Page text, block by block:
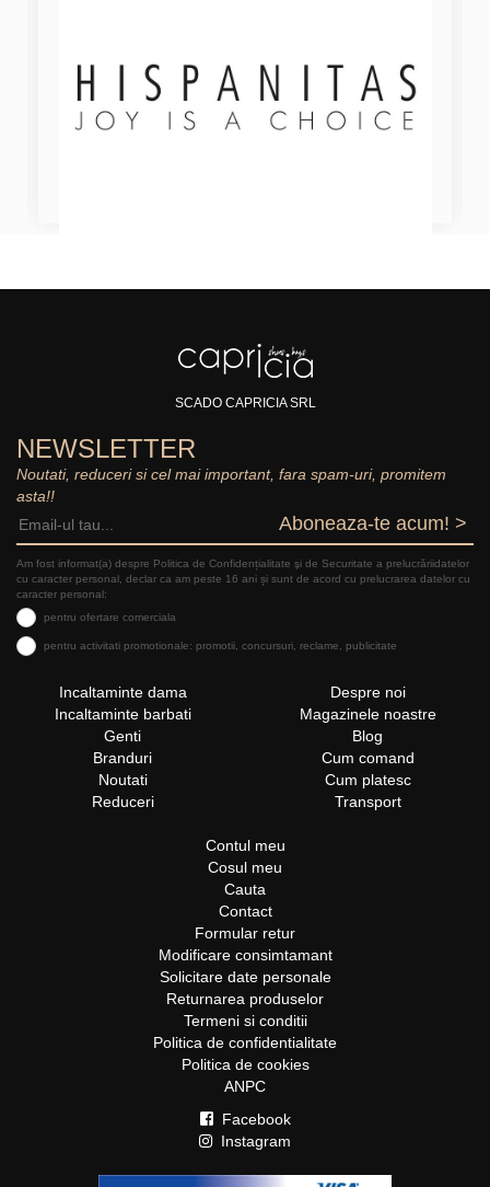
SCADO CAPRICIA SRL
NEWSLETTER
Noutati, reduceri si cel mai important, fara spam-uri, promitem
asta!!
Aboneaza-te acum! >
Am fost informat(a) despre Politica de Confidențialitate şi de Securitate a prelucrăriidatelor
cu caracter personal, declar ca am peste 16 ani și sunt de acord cu prelucrarea datelor cu
caracter personal:
pentru ofertare comerciala
pentru activitati promotionale: promotii, concursuri, reclame, publicitate
Incaltaminte dama
Incaltaminte barbati
Genti
Branduri
Noutati
Reduceri
Despre noi
Magazinele noastre
Blog
Cum comand
Cum platesc
Transport
Contul meu
Cosul meu
Cauta
Contact
Formular retur
Modificare consimtamant
Solicitare date personale
Returnarea produselor
Termeni si conditii
Politica de confidentialitate
Politica de cookies
ANPC
Facebook
Instagram